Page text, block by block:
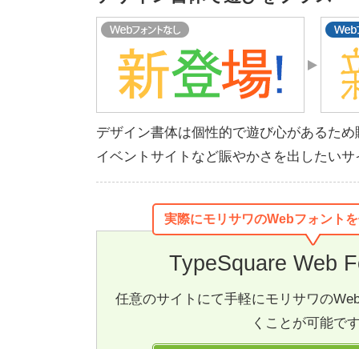
デザイン書体は個性的で遊び心があるた
イベントサイトなど賑やかさを出したい
実際にモリサワのWebフォント
TypeSquare Web
任意のサイトにて手軽にモリサワの
くことが可能で